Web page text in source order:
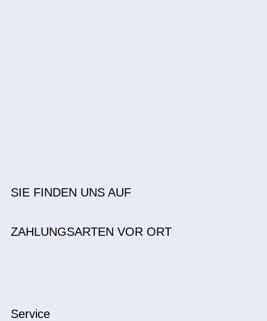
SIE FINDEN UNS AUF
ZAHLUNGSARTEN VOR ORT
Service